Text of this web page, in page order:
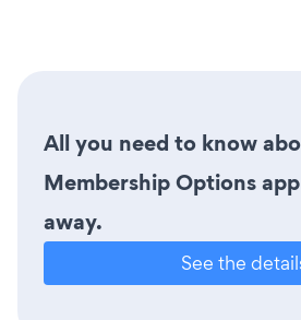
All you need to know
Membership Options
away.
See the